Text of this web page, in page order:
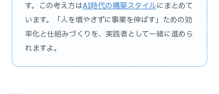
す。この考え方はAI時代の構築スタイルにまとめて
います。「人を増やさずに事業を伸ばす」ための効
率化と仕組みづくりを、実践者として一緒に進めら
れますよ。